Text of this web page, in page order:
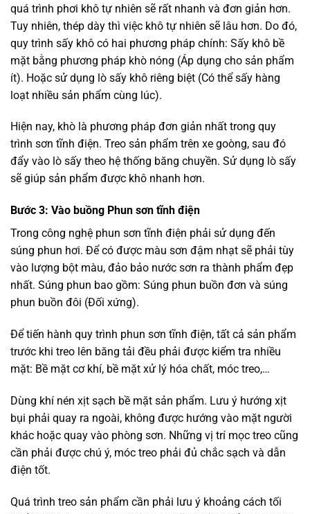
quá trình phơi khô tự nhiên sẽ rất nhanh và đơn giản hơn.
Tuy nhiên, thép dày thì việc khô tự nhiên sẽ lâu hơn. Do đó,
quy trình sấy khô có hai phương pháp chính: Sấy khô bề
mặt bằng phương pháp khò nóng (Áp dụng cho sản phẩm
ít). Hoặc sử dụng lò sấy khô riêng biệt (Có thể sấy hàng
loạt nhiều sản phẩm cùng lúc).
Hiện nay, khò là phương pháp đơn giản nhất trong quy
trình sơn tĩnh điện. Treo sản phẩm trên xe goòng, sau đó
đẩy vào lò sấy theo hệ thống băng chuyền. Sử dụng lò sấy
sẽ giúp sản phẩm được khô nhanh hơn.
Bước 3: Vào buồng Phun sơn tĩnh điện
Trong công nghệ phun sơn tĩnh điện phải sử dụng đến
súng phun hơi. Để có được màu sơn đậm nhạt sẽ phải tùy
vào lượng bột màu, đảo bảo nước sơn ra thành phẩm đẹp
nhất. Súng phun bao gồm: Súng phun buồn đơn và súng
phun buồn đôi (Đối xứng).
Để tiến hành quy trình phun sơn tĩnh điện, tất cả sản phẩm
trước khi treo lên băng tải đều phải được kiểm tra nhiều
mặt: Bề mặt cơ khí, bề mặt xử lý hóa chất, móc treo,…
Dùng khí nén xịt sạch bề mặt sản phẩm. Lưu ý hướng xịt
bụi phải quay ra ngoài, không được hướng vào mặt người
khác hoặc quay vào phòng sơn. Những vị trí mọc treo cũng
cần phải được chú ý, móc treo phải đủ chắc sạch và dẫn
điện tốt.
Quá trình treo sản phẩm cần phải lưu ý khoảng cách tối